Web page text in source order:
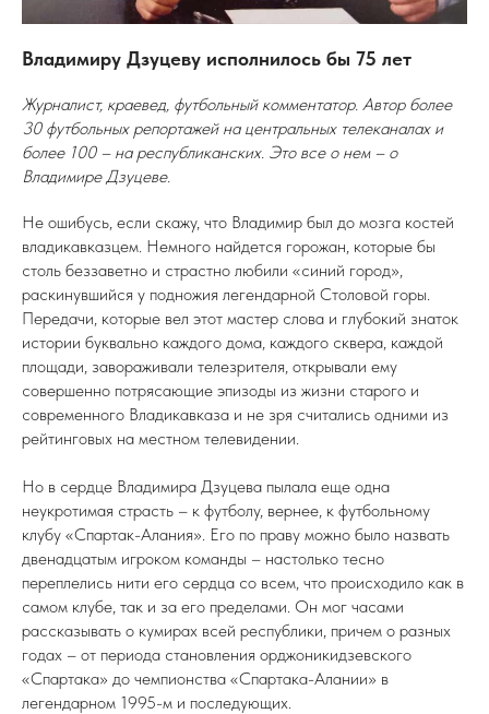
Владимиру Дзуцеву исполнилось бы 75 лет
Журналист, краевед, футбольный комментатор. Автор более
30 футбольных репортажей на центральных телеканалах и
более 100 – на республиканских. Это все о нем – о
Владимире Дзуцеве.
Не ошибусь, если скажу, что Владимир был до мозга костей
владикавказцем. Немного найдется горожан, которые бы
столь беззаветно и страстно любили «синий город»,
раскинувшийся у подножия легендарной Столовой горы.
Передачи, которые вел этот мастер слова и глубокий знаток
истории буквально каждого дома, каждого сквера, каждой
площади, завораживали телезрителя, открывали ему
совершенно потрясающие эпизоды из жизни старого и
современного Владикавказа и не зря считались одними из
рейтинговых на местном телевидении.
Но в сердце Владимира Дзуцева пылала еще одна
неукротимая страсть – к футболу, вернее, к футбольному
клубу «Спартак-Алания». Его по праву можно было назвать
двенадцатым игроком команды – настолько тесно
переплелись нити его сердца со всем, что происходило как в
самом клубе, так и за его пределами. Он мог часами
рассказывать о кумирах всей республики, причем о разных
годах – от периода становления орджоникидзевского
«Спартака» до чемпионства «Спартака-Алании» в
легендарном 1995-м и последующих.